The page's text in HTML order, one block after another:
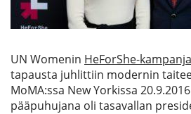
UN Womenin HeForShe-kampanja
tapausta juhlittiin modernin
MoMA:ssa New Yorkissa
pääpuhujana oli tasavallan